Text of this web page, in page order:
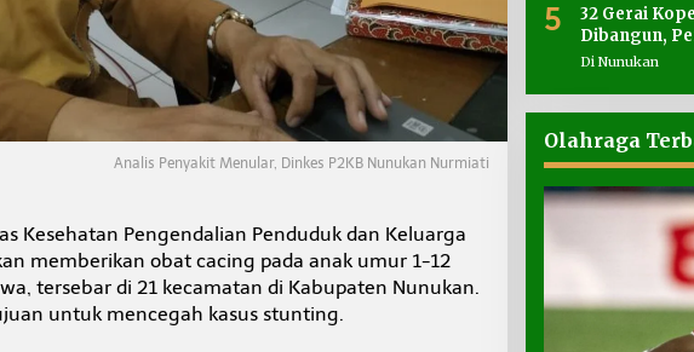
Analis Penyakit Menular, Dinkes P2KB Nunukan Nurmiati
Kesehatan Pengendalian Penduduk dan Keluarga
memberikan obat cacing pada anak umur 1-12
tersebar di 21 kecamatan di Kabupaten Nunukan.
untuk mencegah kasus stunting.
5
32 Gerai
Dibangun,
Penyediaan
Di Nunukan
Olahraga